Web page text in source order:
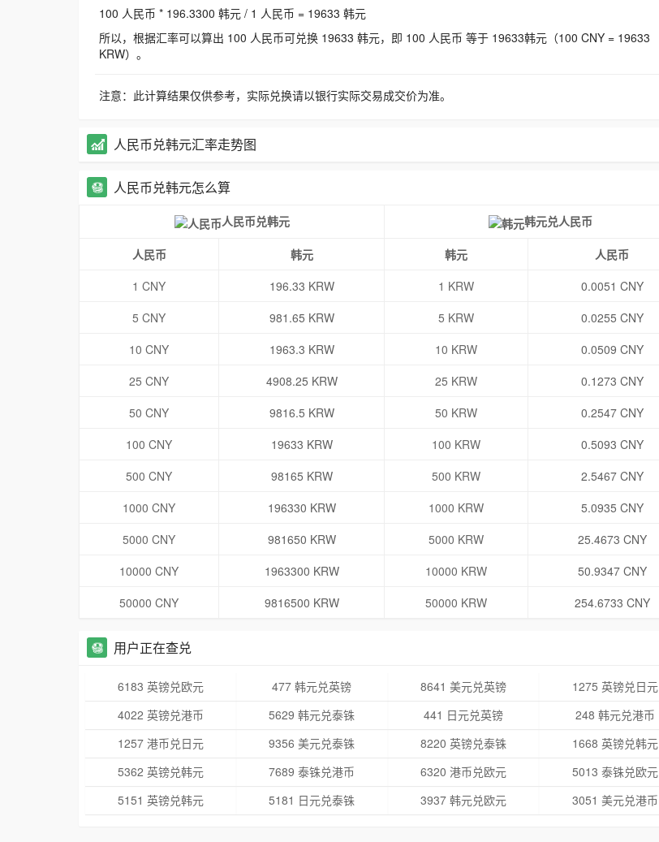
100 人民币 * 196.3300 韩元 / 1 人民币 = 19633 韩元
所以，根据汇率可以算出 100 人民币可兑换 19633 韩元，即 100 人民币 等于 19633韩元（100 CNY = 19633
KRW）。
注意：此计算结果仅供参考，实际兑换请以银行实际交易成交价为准。
人民币兑韩元汇率走势图
人民币兑韩元怎么算
人民币兑韩元 韩元兑人民币
人民币 韩元 韩元
人民币
1 CNY
196.33 KRW 1 KRW
0.0051 CNY
5 CNY
981.65 KRW 5 KRW
0.0255 CNY
10 CNY
1963.3 KRW 10 KRW
0.0509 CNY
25 CNY
4908.25 KRW 25 KRW
0.1273 CNY
50 CNY
9816.5 KRW 50 KRW
0.2547 CNY
100 CNY
19633 KRW 100 KRW
0.5093 CNY
500 CNY
98165 KRW 500 KRW
2.5467 CNY
1000 CNY
196330 KRW 1000 KRW
5.0935 CNY
5000 CNY
981650 KRW 5000 KRW
25.4673 CNY
10000 CNY
1963300 KRW 10000 KRW
50.9347 CNY
50000 CNY
9816500 KRW 50000 KRW 254.6733 CNY
用户正在查兑
6183 英镑兑欧元 477 韩元兑英镑 8641 美元兑英镑
1275 英镑兑日元
4022 英镑兑港币
5629 韩元兑泰铢 441 日元兑英镑
248 韩元兑港币
1257 港币兑日元
9356 美元兑泰铢 8220 英镑兑泰铢
1668 英镑兑韩元
5362 英镑兑韩元
7689 泰铢兑港币 6320 港币兑欧元
5013 泰铢兑欧元
5151 英镑兑韩元
5181 日元兑泰铢 3937 韩元兑欧元 3051 美元兑港币